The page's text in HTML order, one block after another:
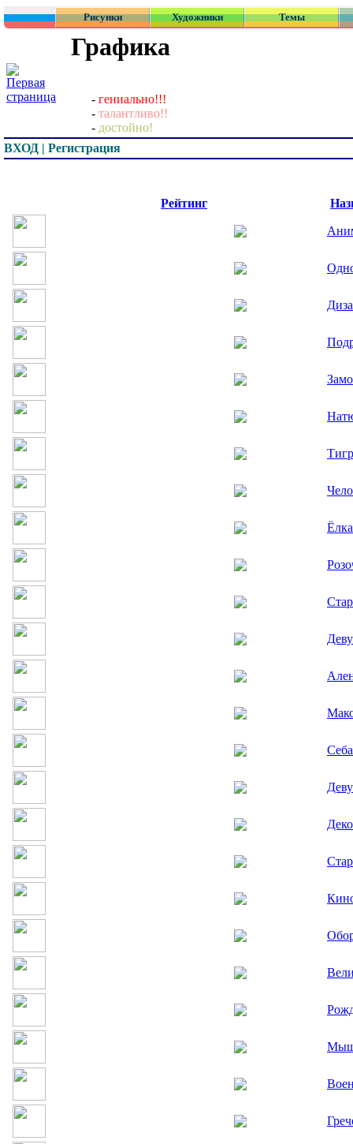
Рисунки Художники Темы
Графика
- гениально!!!
- талантливо!!
- достойно!
ВХОД | Регистрация
Рейтинг
Ёлка